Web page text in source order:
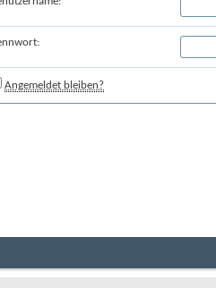
Angemeldet bleiben?